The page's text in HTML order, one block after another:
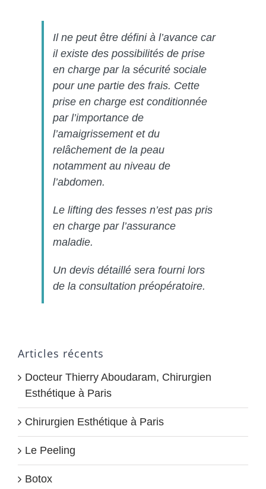
Il ne peut être défini à l’avance car
il existe des possibilités de prise
en charge par la sécurité sociale
pour une partie des frais. Cette
prise en charge est conditionnée
par l’importance de
l’amaigrissement et du
relâchement de la peau
notamment au niveau de
l’abdomen.
Le lifting des fesses n’est pas pris
en charge par l’assurance
maladie.
Un devis détaillé sera fourni lors
de la consultation préopératoire.
Articles récents
Docteur Thierry Aboudaram, Chirurgien
Esthétique à Paris
Chirurgien Esthétique à Paris
Le Peeling
Botox